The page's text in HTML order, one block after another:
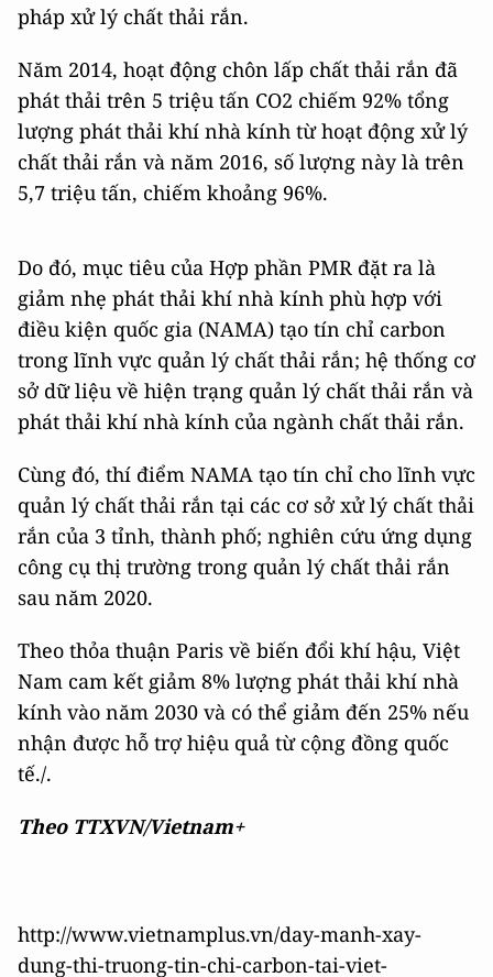
pháp xử lý chất thải rắn.
Năm 2014, hoạt động chôn lấp chất thải rắn đã
phát thải trên 5 triệu tấn CO2 chiếm 92% tổng
lượng phát thải khí nhà kính từ hoạt động xử lý
chất thải rắn và năm 2016, số lượng này là trên
5,7 triệu tấn, chiếm khoảng 96%.
Do đó, mục tiêu của Hợp phần PMR đặt ra là
giảm nhẹ phát thải khí nhà kính phù hợp với
điều kiện quốc gia (NAMA) tạo tín chỉ carbon
trong lĩnh vực quản lý chất thải rắn; hệ thống cơ
sở dữ liệu về hiện trạng quản lý chất thải rắn và
phát thải khí nhà kính của ngành chất thải rắn.
Cùng đó, thí điểm NAMA tạo tín chỉ cho lĩnh vực
quản lý chất thải rắn tại các cơ sở xử lý chất thải
rắn của 3 tỉnh, thành phố; nghiên cứu ứng dụng
công cụ thị trường trong quản lý chất thải rắn
sau năm 2020.
Theo thỏa thuận Paris về biến đổi khí hậu, Việt
Nam cam kết giảm 8% lượng phát thải khí nhà
kính vào năm 2030 và có thể giảm đến 25% nếu
nhận được hỗ trợ hiệu quả từ cộng đồng quốc
tế./.
Theo TTXVN/Vietnam+
http://www.vietnamplus.vn/day-manh-xay-
dung-thi-truong-tin-chi-carbon-tai-viet-